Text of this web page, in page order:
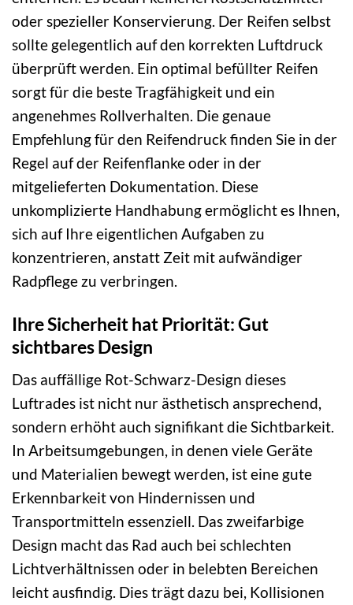
oder spezieller Konservierung. Der Reifen selbst
sollte gelegentlich auf den korrekten Luftdruck
überprüft werden. Ein optimal befüllter Reifen
sorgt für die beste Tragfähigkeit und ein
angenehmes Rollverhalten. Die genaue
Empfehlung für den Reifendruck finden Sie in der
Regel auf der Reifenflanke oder in der
mitgelieferten Dokumentation. Diese
unkomplizierte Handhabung ermöglicht es Ihnen,
sich auf Ihre eigentlichen Aufgaben zu
konzentrieren, anstatt Zeit mit aufwändiger
Radpflege zu verbringen.
Ihre Sicherheit hat Priorität: Gut
sichtbares Design
Das auffällige Rot-Schwarz-Design dieses
Luftrades ist nicht nur ästhetisch ansprechend,
sondern erhöht auch signifikant die Sichtbarkeit.
In Arbeitsumgebungen, in denen viele Geräte
und Materialien bewegt werden, ist eine gute
Erkennbarkeit von Hindernissen und
Transportmitteln essenziell. Das zweifarbige
Design macht das Rad auch bei schlechten
Lichtverhältnissen oder in belebten Bereichen
leicht ausfindig. Dies trägt dazu bei, Kollisionen